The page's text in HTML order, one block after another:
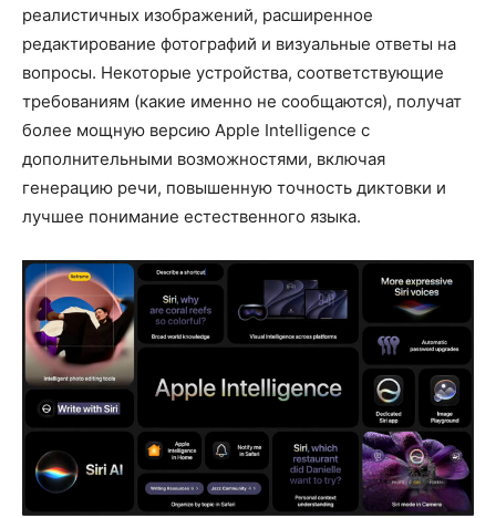
реалистичных изображений, расширенное
редактирование фотографий и визуальные ответы на
вопросы. Некоторые устройства, соответствующие
требованиям (какие именно не сообщаются), получат
более мощную версию Apple Intelligence с
дополнительными возможностями, включая
генерацию речи, повышенную точность диктовки и
лучшее понимание естественного языка.